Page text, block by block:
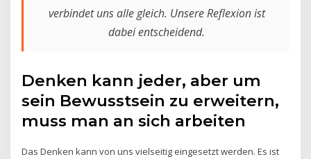
verbindet uns alle gleich. Unsere Reflexion ist
dabei entscheidend.
Denken kann jeder, aber um
sein Bewusstsein zu erweitern,
muss man an sich arbeiten
Das Denken kann von uns vielseitig eingesetzt werden. Es ist